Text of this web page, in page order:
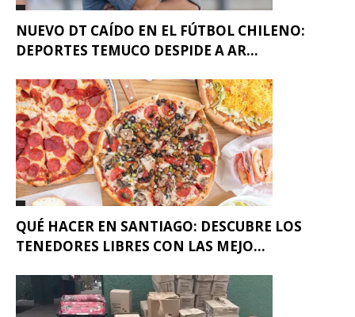
NUEVO DT CAÍDO EN EL FÚTBOL CHILENO:
DEPORTES TEMUCO DESPIDE A AR...
QUÉ HACER EN SANTIAGO: DESCUBRE LOS
TENEDORES LIBRES CON LAS MEJO...